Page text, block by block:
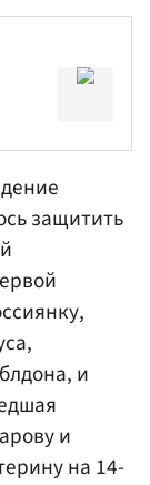
защитить
и
и
на 14-